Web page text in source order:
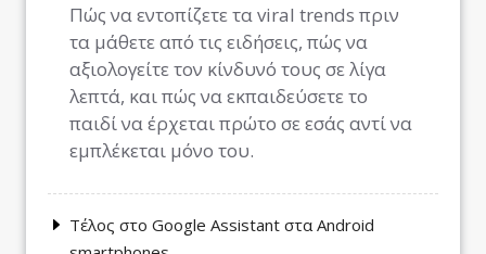
Πώς να εντοπίζετε τα viral trends πριν
τα μάθετε από τις ειδήσεις, πώς να
αξιολογείτε τον κίνδυνό τους σε λίγα
λεπτά, και πώς να εκπαιδεύσετε το
παιδί να έρχεται πρώτο σε εσάς αντί να
εμπλέκεται μόνο του.
Τέλος στο Google Assistant στα Android